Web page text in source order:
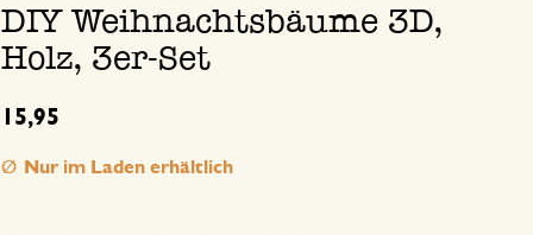
DIY Weihnachtsbäume 3D,
Holz, 3er-Set
15,95
Nur im Laden erhältlich